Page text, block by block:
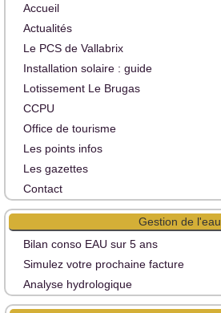
Accueil
Actualités
Le PCS de Vallabrix
Installation solaire : guide
Lotissement Le Brugas
CCPU
Office de tourisme
Les points infos
Les gazettes
Contact
Gestion de l'eau
Bilan conso EAU sur 5 ans
Simulez votre prochaine facture
Analyse hydrologique